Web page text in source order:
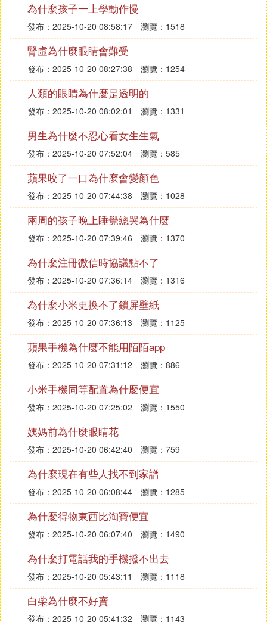
為什麼孩子一上學動作慢
發布：2025-10-20 08:58:17 瀏覽：1518
腎虛為什麼眼睛會難受
發布：2025-10-20 08:27:38 瀏覽：1254
人類的眼睛為什麼是透明的
發布：2025-10-20 08:02:01 瀏覽：1331
男生為什麼不忍心看女生生氣
發布：2025-10-20 07:52:04 瀏覽：585
蘋果咬了一口為什麼會變顏色
發布：2025-10-20 07:44:38 瀏覽：1028
兩周的孩子晚上睡覺總哭為什麼
發布：2025-10-20 07:39:46 瀏覽：1370
為什麼注冊微信時協議點不了
發布：2025-10-20 07:36:14 瀏覽：1316
為什麼小米更換不了鎖屏壁紙
發布：2025-10-20 07:36:13 瀏覽：1125
蘋果手機為什麼不能用陌陌app
發布：2025-10-20 07:31:12 瀏覽：886
小米手機同等配置為什麼便宜
發布：2025-10-20 07:25:02 瀏覽：1550
姨媽前為什麼眼睛花
發布：2025-10-20 06:42:40 瀏覽：759
為什麼現在有些人找不到家譜
發布：2025-10-20 06:08:44 瀏覽：1285
為什麼得物東西比淘寶便宜
發布：2025-10-20 06:07:40 瀏覽：1490
為什麼打電話我的手機撥不出去
發布：2025-10-20 05:43:11 瀏覽：1118
白柴為什麼不好賣
發布：2025-10-20 05:41:32 瀏覽：1143